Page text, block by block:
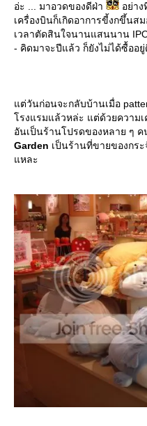
อ่ะ ... มาอวดของดีฝ่า
อย่า
เครื่องบินก็เกิดอาการขี้งกขึ้นส
เวลาตัดสินใจนานแสนนาน
- คิดมาจะปีแล้ว ก็ยังไม่ได้ซื้ออยู่
ต่วันก่อนจะกลับบ้านเมื่อ
รงแรมแล้วหล่ะ แต่ด้วยความเ
อันเป็นร้านโปรดของหลาย ๆ
Garden เป็นร้านที่ขายของกร
หละ